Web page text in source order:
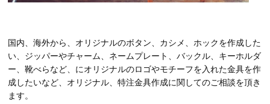
国内、海外から、オリジナルのボタン、カシメ、ホックを作成した
い、ジッパーやチャーム、ネームプレート、バックル、キーホルダ
ー、靴べらなど、にオリジナルのロゴやモチーフを入れた金具を作
成したいなど、オリジナル、特注金具作成に関してのご相談を頂き
ます。